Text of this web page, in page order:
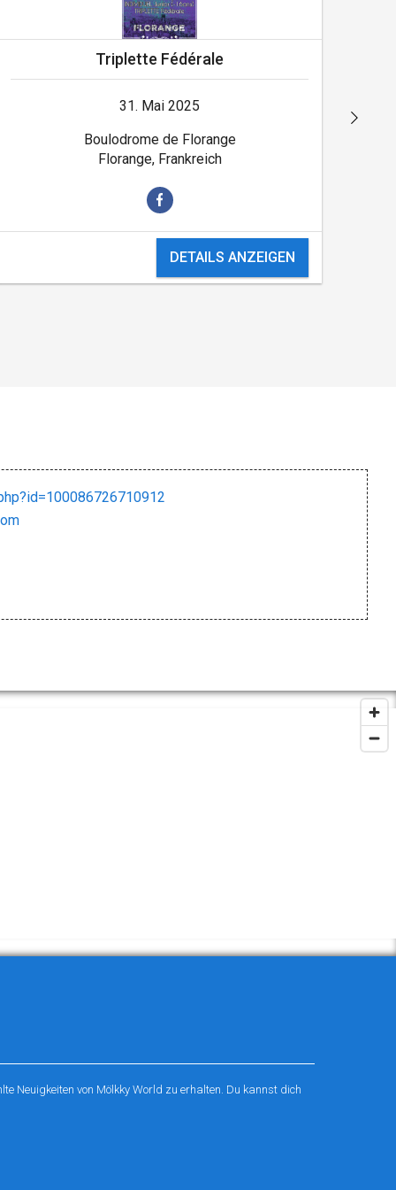
Triplette Fédérale
31. Mai 2025
Boulodrome de Florange
Florange, Frankreich
DETAILS ANZEIGEN
Neuigkeiten von Mölkky World zu erhalten. Du kannst dich